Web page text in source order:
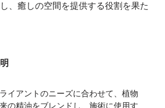
、癒しの空間を提供する役割を果た
イアントのニーズに合わせて、植物
の精油をブレンドし、施術に使用す